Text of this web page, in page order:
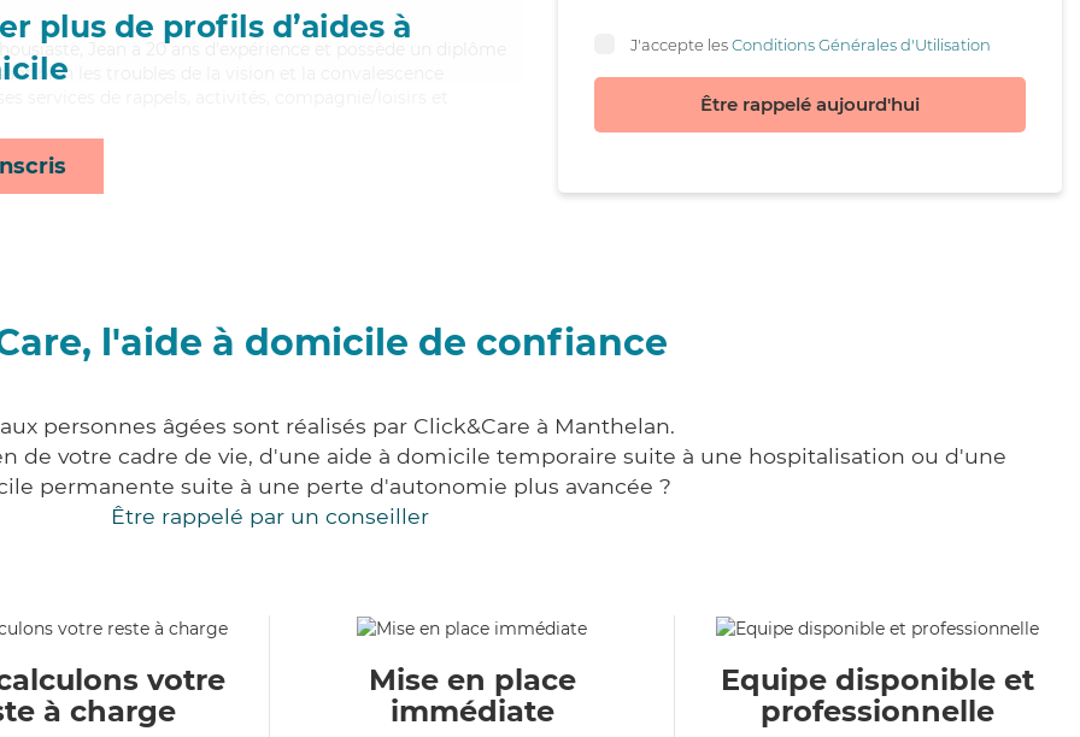
plus de profils d’aides à
Jean a 20 ans d'expérience et possède un diplôme
bien les troubles de la vision et la convalescence
J'accepte lesConditions Générales d'Utilisation
Être rappelé aujourd'hui
l'aide à domicile de confiance
personnes âgées sont réalisés par Click&Care à Manthelan.
de votre cadre de vie, d'une aide à domicile temporaire suite à une hospitalisation ou d'une
permanente suite à une perte d'autonomie plus avancée ?
Être rappelé par un conseiller
votre
à charge
Mise en place
immédiate
Equipe disponible et
professionnelle